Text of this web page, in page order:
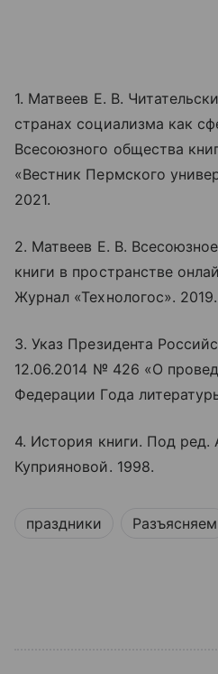
1. Матвеев Е. В.
странах социализма как
Всесоюзного общества
«Вестник Пермского
2021.
2. Матвеев Е. В.
книги в пространстве
Журнал «Технологос». 2019.
3. Указ Президента
12.06.2014 № 426 «О
Федерации Года
4. История книги. Под ред.
Куприяновой. 1998.
праздники Разъясняем